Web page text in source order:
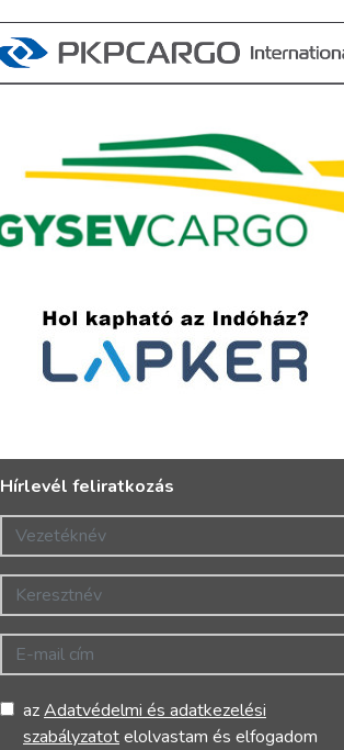
Hírlevél feliratkozás
Vezetéknév
Keresztnév
E-mail cím
azAdatvédelmi és adatkezelési
szabályzatotelolvastam és elfogadom